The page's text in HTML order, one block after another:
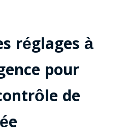
réglages à
pour
de